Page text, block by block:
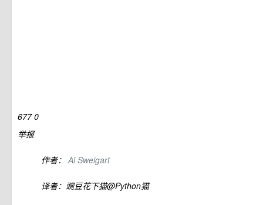
6770
举报
作者：Al Sweigart
译者：豌豆花下猫@Python猫